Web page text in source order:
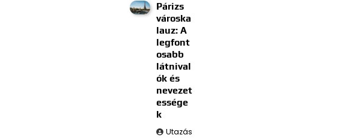
Párizs
városka
lauz: A
legfont
osabb
látnival
ók és
nevezet
essége
k
Utazás